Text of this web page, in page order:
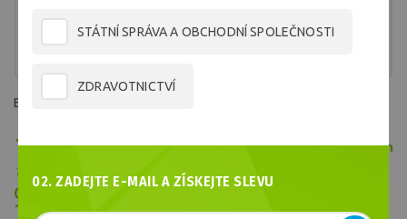
Barva č.1330
Skladem
189,86 Kč/ ks
156,91 Kč bez DPH
Cena celkem
189,86 Kč
STÁTNÍ SPRÁVA A OBCHODNÍ SPOLEČNOSTI
ZDRAVOTNICTVÍ
02. ZADEJTE E-MAIL A ZÍSKEJTE SLEVU